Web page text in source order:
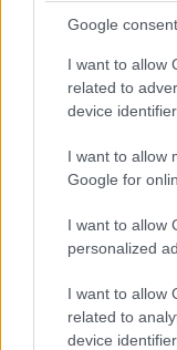
Google
I want to allow
related to
device
I want to allow
Google for
I want to allow
personalized
I want to allow
related to
device
Πάντα
Τι λες βρε στόκε
άσε που ήταν
οδηγήσει
αποφάσεις
Απαντήστε